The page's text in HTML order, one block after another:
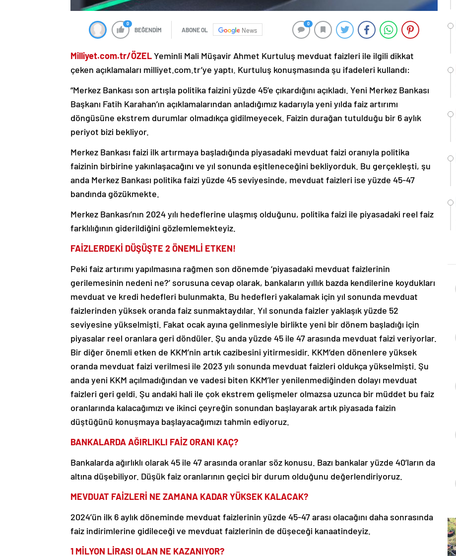
0
BEĞENDİM ABONE OL News
0
Milliyet.com.tr/ÖZELYeminli Mali Müşavir Ahmet Kurtuluş mevduat faizleri ile ilgili dikkat
çeken açıklamaları milliyet.com.tr’ye yaptı. Kurtuluş konuşmasında şu ifadeleri kullandı:
“Merkez Bankası son artışla politika faizini yüzde 45’e çıkardığını açıkladı. Yeni Merkez Bankası
Başkanı Fatih Karahan’ın açıklamalarından anladığımız kadarıyla yeni yılda faiz artırımı
döngüsüne ekstrem durumlar olmadıkça gidilmeyecek. Faizin durağan tutulduğu bir 6 aylık
periyot bizi bekliyor.
Merkez Bankası faizi ilk artırmaya başladığında piyasadaki mevduat faizi oranıyla politika
faizinin birbirine yakınlaşacağını ve yıl sonunda eşitleneceğini bekliyorduk. Bu gerçekleşti, şu
anda Merkez Bankası politika faizi yüzde 45 seviyesinde, mevduat faizleri ise yüzde 45-47
bandında gözükmekte.
Merkez Bankası’nın 2024 yılı hedeflerine ulaşmış olduğunu, politika faizi ile piyasadaki reel faiz
farklılığının giderildiğini gözlemlemekteyiz.
FAİZLERDEKİ DÜŞÜŞTE 2 ÖNEMLİ ETKEN!
Peki faiz artırımı yapılmasına rağmen son dönemde ‘piyasadaki mevduat faizlerinin
gerilemesinin nedeni ne?’ sorusuna cevap olarak, bankaların yıllık bazda kendilerine koydukları
mevduat ve kredi hedefleri bulunmakta. Bu hedefleri yakalamak için yıl sonunda mevduat
faizlerinden yüksek oranda faiz sunmaktaydılar. Yıl sonunda faizler yaklaşık yüzde 52
seviyesine yükselmişti. Fakat ocak ayına gelinmesiyle birlikte yeni bir dönem başladığı için
piyasalar reel oranlara geri döndüler. Şu anda yüzde 45 ile 47 arasında mevduat faizi veriyorlar.
Bir diğer önemli etken de KKM’nin artık cazibesini yitirmesidir. KKM’den dönenlere yüksek
oranda mevduat faizi verilmesi ile 2023 yılı sonunda mevduat faizleri oldukça yükselmişti. Şu
anda yeni KKM açılmadığından ve vadesi biten KKM’ler yenilenmediğinden dolayı mevduat
faizleri geri geldi. Şu andaki hali ile çok ekstrem gelişmeler olmazsa uzunca bir müddet bu faiz
oranlarında kalacağımızı ve ikinci çeyreğin sonundan başlayarak artık piyasada faizin
düştüğünü konuşmaya başlayacağımızı tahmin ediyoruz.
BANKALARDA AĞIRLIKLI FAİZ ORANI KAÇ?
Bankalarda ağırlıklı olarak 45 ile 47 arasında oranlar söz konusu. Bazı bankalar yüzde 40’ların da
altına düşebiliyor. Düşük faiz oranlarının geçici bir durum olduğunu değerlendiriyoruz.
MEVDUAT FAİZLERİ NE ZAMANA KADAR YÜKSEK KALACAK?
2024’ün ilk 6 aylık döneminde mevduat faizlerinin yüzde 45-47 arası olacağını daha sonrasında
faiz indirimlerine gidileceği ve mevduat faizlerinin de düşeceği kanaatindeyiz.
1 MİLYON LİRASI OLAN NE KAZANIYOR?